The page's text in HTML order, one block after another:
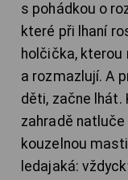
s pohádkou o
které při lhaní
holčička, kterou
a rozmazlují. A
děti, začne lhát.
zahradě
kouzelnou
ledajaká: